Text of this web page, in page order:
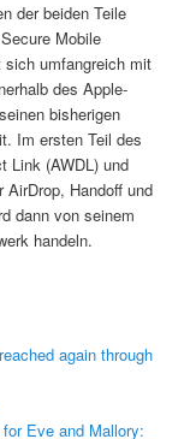
der beiden Teile
Mobile
sich umfangreich mit
des Apple-
bisherigen
Im ersten Teil des
Link (AWDL) und
AirDrop, Handoff und
dann von seinem
handeln.
again through
Eve and Mallory: